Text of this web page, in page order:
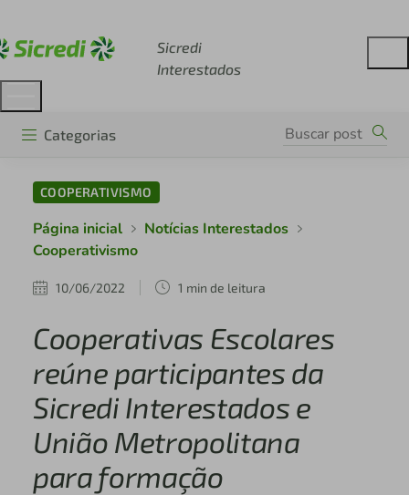
Sicredi
Interestados
Categorias
COOPERATIVISMO
Página inicial
Notícias Interestados
Cooperativismo
10/06/2022 1 min de leitura
Cooperativas Escolares
reúne participantes da
Sicredi Interestados e
União Metropolitana
para formação